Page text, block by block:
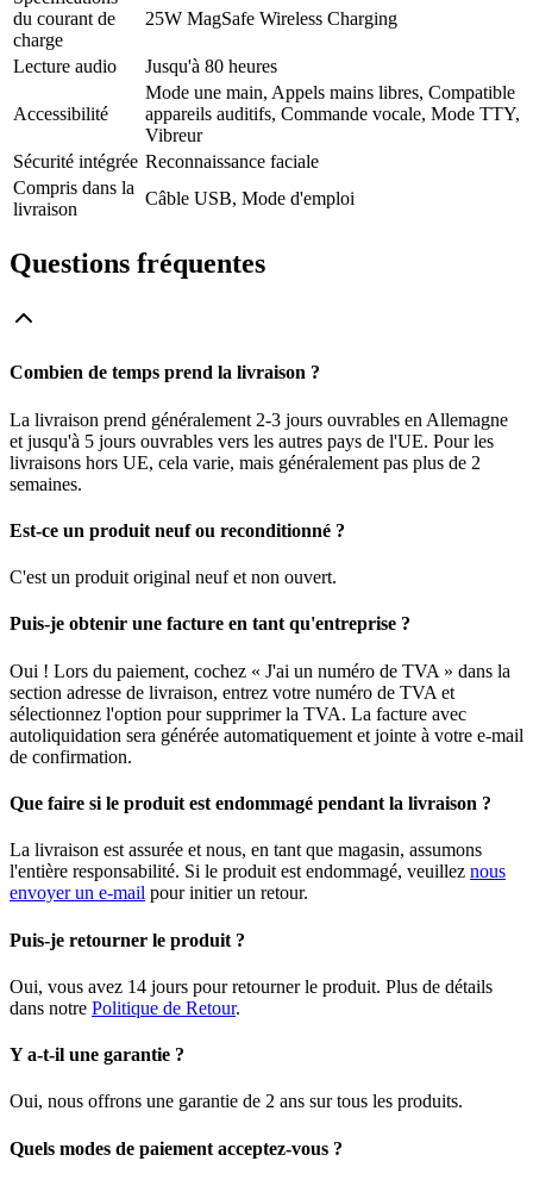
du courant de
charge
25W MagSafe Wireless Charging
Lecture audio Jusqu'à 80 heures
Accessibilité
Mode une main, Appels mains libres, Compatible
appareils auditifs, Commande vocale, Mode TTY,
Vibreur
Sécurité intégrée Reconnaissance faciale
Compris dans la
livraison
Câble USB, Mode d'emploi
Questions fréquentes
Combien de temps prend la livraison ?
La livraison prend généralement 2-3 jours ouvrables en Allemagne
et jusqu'à 5 jours ouvrables vers les autres pays de l'UE. Pour les
livraisons hors UE, cela varie, mais généralement pas plus de 2
semaines.
Est-ce un produit neuf ou reconditionné ?
C'est un produit original neuf et non ouvert.
Puis-je obtenir une facture en tant qu'entreprise ?
Oui ! Lors du paiement, cochez « J'ai un numéro de TVA » dans la
section adresse de livraison, entrez votre numéro de TVA et
sélectionnez l'option pour supprimer la TVA. La facture avec
autoliquidation sera générée automatiquement et jointe à votre e-mail
de confirmation.
Que faire si le produit est endommagé pendant la livraison ?
La livraison est assurée et nous, en tant que magasin, assumons
l'entière responsabilité. Si le produit est endommagé, veuillez nous
envoyer un e-mail pour initier un retour.
Puis-je retourner le produit ?
Oui, vous avez 14 jours pour retourner le produit. Plus de détails
dans notre Politique de Retour.
Y a-t-il une garantie ?
Oui, nous offrons une garantie de 2 ans sur tous les produits.
Quels modes de paiement acceptez-vous ?